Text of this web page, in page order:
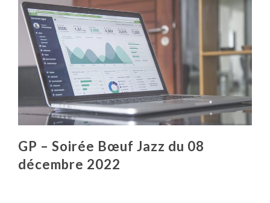
GP – Soirée Bœuf Jazz du 08
décembre 2022